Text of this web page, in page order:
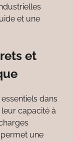
et une
et
dans
capacité à
une